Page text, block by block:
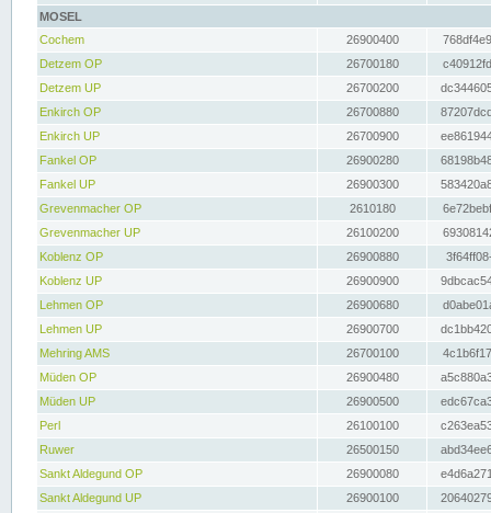
MOSEL
Cochem
26900400
Detzem OP
26700180
Detzem UP
26700200
Enkirch OP
26700880
Enkirch UP
26700900
Fankel OP
26900280
Fankel UP
26900300
Grevenmacher OP
2610180
Grevenmacher UP
26100200
Koblenz OP
26900880
Koblenz UP
26900900
Lehmen OP
26900680
Lehmen UP
26900700
Mehring AMS
26700100
Müden OP
26900480
Müden UP
26900500
Perl
26100100
Ruwer
26500150
Sankt Aldegund OP
26900080
Sankt Aldegund UP
26900100